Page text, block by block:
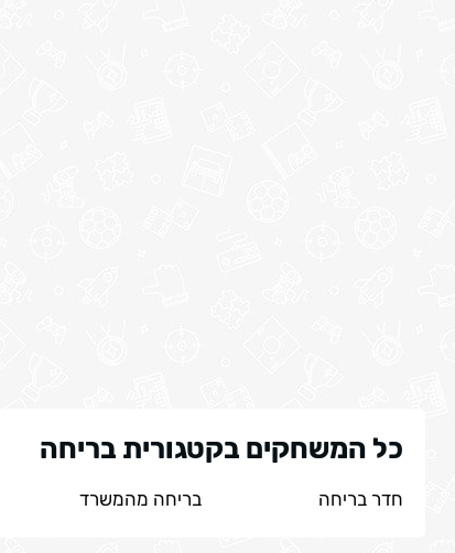
כל המשחקים בקטגורית בריחה
חדר בריחה בריחה מהמשרד